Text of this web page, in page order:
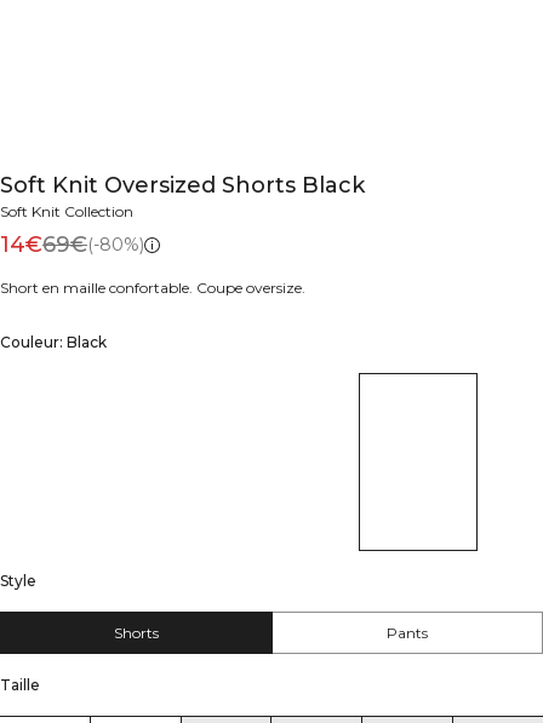
Soft Knit Oversized Shorts Black
Soft Knit Collection
14€69€(-80%)
Short en maille confortable. Coupe oversize.
Couleur: Black
Style
Shorts Pants
Taille